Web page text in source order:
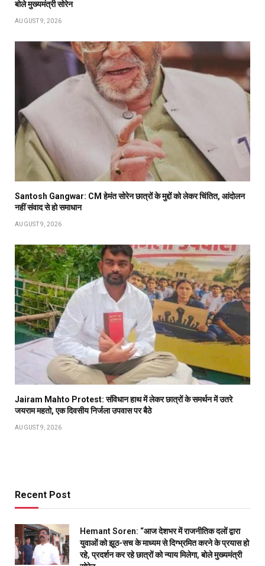
बोले मुख्यमंत्री सोरेन
AUGUST 9, 2026
Santosh Gangwar: CM हेमंत सोरेन छात्रों के मुद्दों को लेकर चिंतित, आंदोलन
नहीं संवाद से हो समाधान
AUGUST 9, 2026
Jairam Mahto Protest: संविधान हाथ में लेकर छात्रों के समर्थन में उतरे
जयराम महतो, एक दिवसीय निर्जला उपवास पर बैठे
AUGUST 9, 2026
Recent Post
Hemant Soren: “आज देशभर में राजनीतिक दलों द्वारा
युवाओं को झूठ-सच के माध्यम से दिग्भ्रमित करने के प्रयास हो
रहे, प्रदर्शन कर रहे छात्रों को न्याय मिलेगा, बोले मुख्यमंत्री